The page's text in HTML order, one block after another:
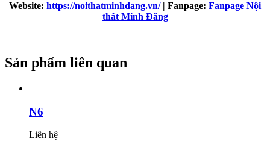
Website: https://noithatminhdang.vn/ | Fanpage: Fanpage Nội
thất Minh Đăng
Sản phẩm liên quan
N6
Liên hệ